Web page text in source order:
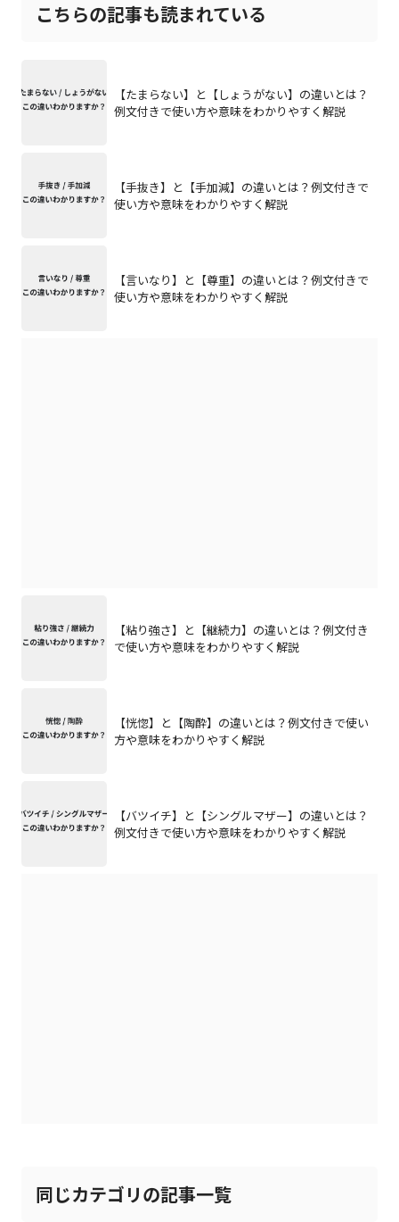
こちらの記事も読まれている
【たまらない】と【しょうがない】の違いとは？
例文付きで使い方や意味をわかりやすく解説
【手抜き】と【手加減】の違いとは？例文付きで
使い方や意味をわかりやすく解説
【言いなり】と【尊重】の違いとは？例文付きで
使い方や意味をわかりやすく解説
【粘り強さ】と【継続力】の違いとは？例文付き
で使い方や意味をわかりやすく解説
【恍惚】と【陶酔】の違いとは？例文付きで使い
方や意味をわかりやすく解説
【バツイチ】と【シングルマザー】の違いとは？
例文付きで使い方や意味をわかりやすく解説
同じカテゴリの記事一覧